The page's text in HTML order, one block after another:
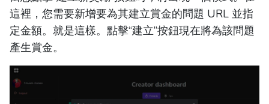
這裡，您需要新增要為其建立賞金的問題 URL 並指
定金額。就是這樣。點擊“建立”按鈕現在將為該問題
產生賞金。